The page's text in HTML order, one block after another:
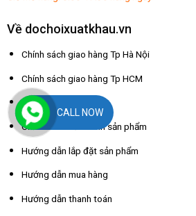
Về dochoixuatkhau.vn
Chính sách giao hàng Tp Hà Nội
Chính sách giao hàng Tp HCM
Chính sách đổi trả
Chính sách bảo hành sản phẩm
Hướng dẫn lắp đặt sản phẩm
Hướng dẫn mua hàng
Hướng dẫn thanh toán
CALL NOW